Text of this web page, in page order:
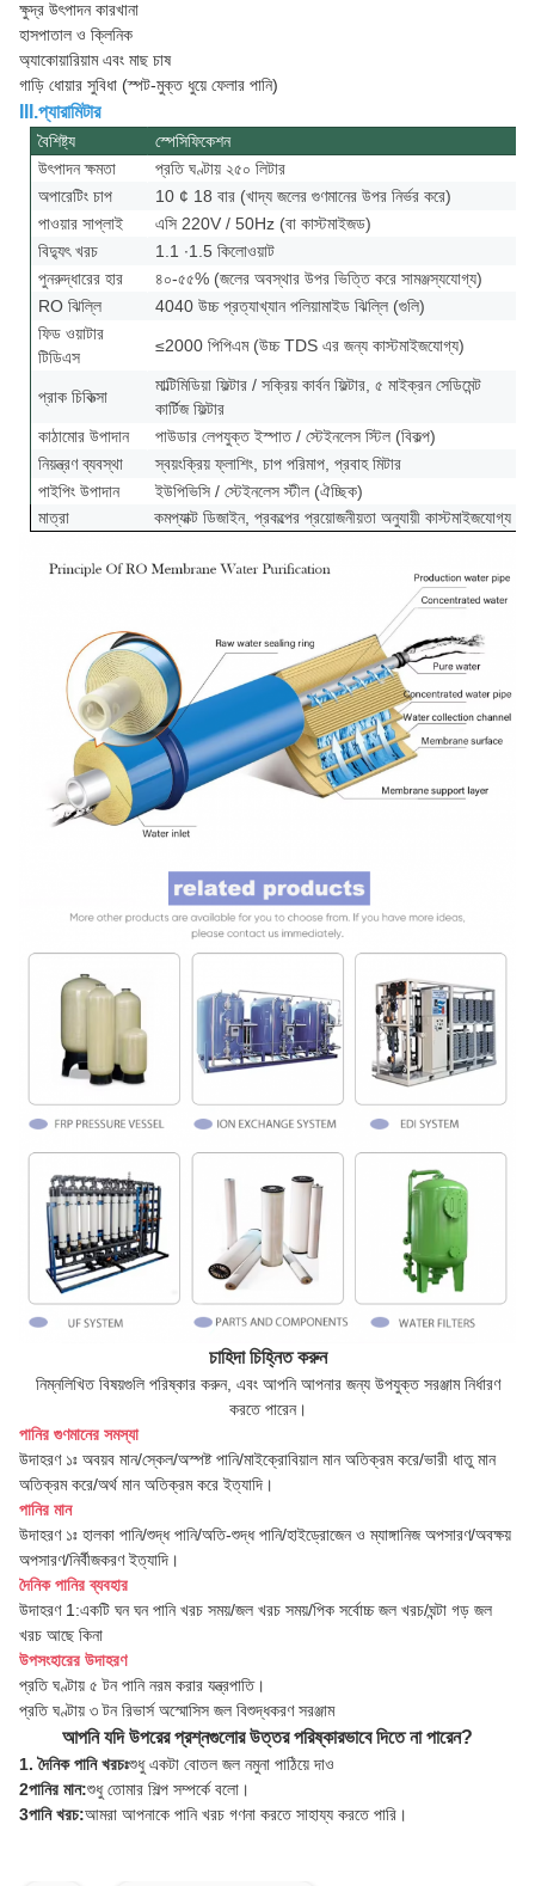
ক্ষুদ্র উৎপাদন কারখানা
হাসপাতাল ও ক্লিনিক
অ্যাকোয়ারিয়াম এবং মাছ চাষ
গাড়ি ধোয়ার সুবিধা (স্পট-মুক্ত ধুয়ে ফেলার পানি)
III.প্যারামিটার
বৈশিষ্ট্য
স্পেসিফিকেশন
উৎপাদন ক্ষমতা
প্রতি ঘণ্টায় ২৫০ লিটার
অপারেটিং চাপ
10 ¢ 18 বার (খাদ্য জলের গুণমানের উপর নির্ভর করে)
পাওয়ার সাপ্লাই
এসি 220V / 50Hz (বা কাস্টমাইজড)
বিদ্যুৎ খরচ
1.1 ∙1.5 কিলোওয়াট
পুনরুদ্ধারের হার
৪০-৫৫% (জলের অবস্থার উপর ভিত্তি করে সামঞ্জস্যযোগ্য)
RO ঝিল্লি
4040 উচ্চ প্রত্যাখ্যান পলিয়ামাইড ঝিল্লি (গুলি)
ফিড ওয়াটার
টিডিএস
≤2000 পিপিএম (উচ্চ TDS এর জন্য কাস্টমাইজযোগ্য)
প্রাক চিকিত্সা
মাল্টিমিডিয়া ফিল্টার / সক্রিয় কার্বন ফিল্টার, ৫ মাইক্রন সেডিমেন্ট
কার্টিজ ফিল্টার
কাঠামোর উপাদান
পাউডার লেপযুক্ত ইস্পাত / স্টেইনলেস স্টিল (বিকল্প)
নিয়ন্ত্রণ ব্যবস্থা
স্বয়ংক্রিয় ফ্লাশিং, চাপ পরিমাপ, প্রবাহ মিটার
পাইপিং উপাদান
ইউপিভিসি / স্টেইনলেস স্টীল (ঐচ্ছিক)
মাত্রা
কমপ্যাক্ট ডিজাইন, প্রকল্পের প্রয়োজনীয়তা অনুযায়ী কাস্টমাইজযোগ্য
চাহিদা চিহ্নিত করুন
নিম্নলিখিত বিষয়গুলি পরিষ্কার করুন, এবং আপনি আপনার জন্য উপযুক্ত সরঞ্জাম নির্ধারণ
করতে পারেন।
পানির গুণমানের সমস্যা
উদাহরণ ১ঃ অবয়ব মান/স্কেল/অস্পষ্ট পানি/মাইক্রোবিয়াল মান অতিক্রম করে/ভারী ধাতু মান
অতিক্রম করে/অর্থ মান অতিক্রম করে ইত্যাদি।
পানির মান
উদাহরণ ১ঃ হালকা পানি/শুদ্ধ পানি/অতি-শুদ্ধ পানি/হাইড্রোজেন ও ম্যাঙ্গানিজ অপসারণ/অবক্ষয়
অপসারণ/নির্বীজকরণ ইত্যাদি।
দৈনিক পানির ব্যবহার
উদাহরণ 1:একটি ঘন ঘন পানি খরচ সময়/জল খরচ সময়/পিক সর্বোচ্চ জল খরচ/ঘন্টা গড় জল
খরচ আছে কিনা
উপসংহারের উদাহরণ
প্রতি ঘণ্টায় ৫ টন পানি নরম করার যন্ত্রপাতি।
প্রতি ঘণ্টায় ৩ টন রিভার্স অস্মোসিস জল বিশুদ্ধকরণ সরঞ্জাম
আপনি যদি উপরের প্রশ্নগুলোর উত্তর পরিষ্কারভাবে দিতে না পারেন?
1. দৈনিক পানি খরচঃশুধু একটা বোতল জল নমুনা পাঠিয়ে দাও
2পানির মান:শুধু তোমার শিল্প সম্পর্কে বলো।
3পানি খরচ:আমরা আপনাকে পানি খরচ গণনা করতে সাহায্য করতে পারি।